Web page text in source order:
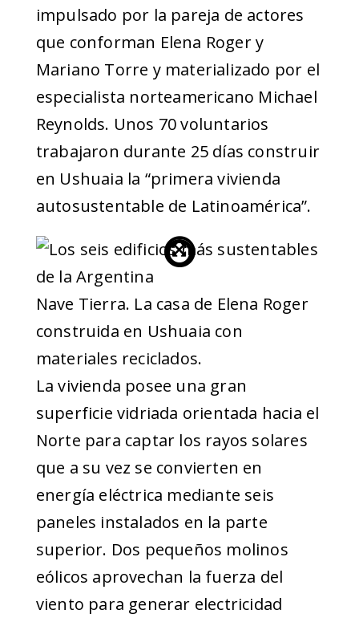
impulsado por la pareja de actores
que conforman Elena Roger y
Mariano Torre y materializado por el
especialista norteamericano Michael
Reynolds. Unos 70 voluntarios
trabajaron durante 25 días construir
en Ushuaia la “primera vivienda
autosustentable de Latinoamérica”.
Nave Tierra. La casa de Elena Roger
construida en Ushuaia con
materiales reciclados.
La vivienda posee una gran
superficie vidriada orientada hacia el
Norte para captar los rayos solares
que a su vez se convierten en
energía eléctrica mediante seis
paneles instalados en la parte
superior. Dos pequeños molinos
eólicos aprovechan la fuerza del
viento para generar electricidad